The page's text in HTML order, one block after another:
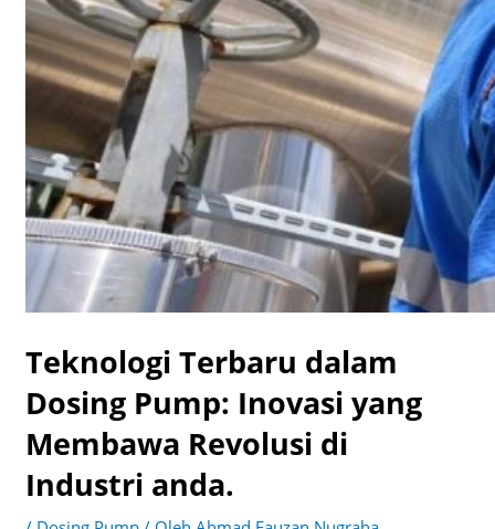
Teknologi Terbaru dalam
Dosing Pump: Inovasi yang
Membawa Revolusi di
Industri anda.